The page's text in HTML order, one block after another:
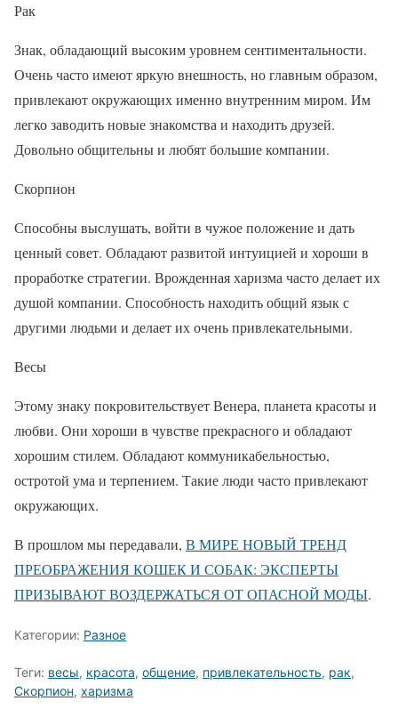
Рак
Знак, обладающий высоким уровнем сентиментальности.
Очень часто имеют яркую внешность, но главным образом,
привлекают окружающих именно внутренним миром. Им
легко заводить новые знакомства и находить друзей.
Довольно общительны и любят большие компании.
Скорпион
Способны выслушать, войти в чужое положение и дать
ценный совет. Обладают развитой интуицией и хороши в
проработке стратегии. Врожденная харизма часто делает их
душой компании. Способность находить общий язык с
другими людьми и делает их очень привлекательными.
Весы
Этому знаку покровительствует Венера, планета красоты и
любви. Они хороши в чувстве прекрасного и обладают
хорошим стилем. Обладают коммуникабельностью,
остротой ума и терпением. Такие люди часто привлекают
окружающих.
В прошлом мы передавали, В МИРЕ НОВЫЙ ТРЕНД
ПРЕОБРАЖЕНИЯ КОШЕК И СОБАК: ЭКСПЕРТЫ
ПРИЗЫВАЮТ ВОЗДЕРЖАТЬСЯ ОТ ОПАСНОЙ МОДЫ.
Категории: Разное
Теги: весы, красота, общение, привлекательность, рак,
Скорпион, харизма